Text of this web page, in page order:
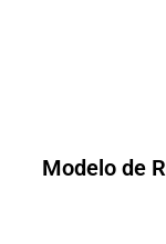
Modelo de